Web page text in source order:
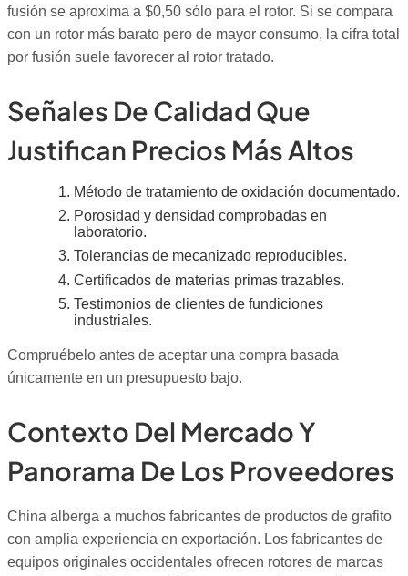
fusión se aproxima a $0,50 sólo para el rotor. Si se compara
con un rotor más barato pero de mayor consumo, la cifra total
por fusión suele favorecer al rotor tratado.
Señales De Calidad Que
Justifican Precios Más Altos
Método de tratamiento de oxidación documentado.
Porosidad y densidad comprobadas en
laboratorio.
Tolerancias de mecanizado reproducibles.
Certificados de materias primas trazables.
Testimonios de clientes de fundiciones
industriales.
Compruébelo antes de aceptar una compra basada
únicamente en un presupuesto bajo.
Contexto Del Mercado Y
Panorama De Los Proveedores
China alberga a muchos fabricantes de productos de grafito
con amplia experiencia en exportación. Los fabricantes de
equipos originales occidentales ofrecen rotores de marcas